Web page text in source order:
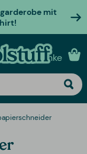
mit
geschenke